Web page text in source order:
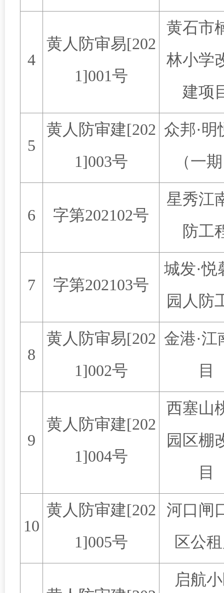
4
黄人防审易[202
1]001号
黄石市
林小学
建项
5
黄人防审建[202
1]003号
众邦·明
（一
6 字第202102号
星秀江
防工
7 字第202103号
城发·悦
园人防
8
黄人防审易[202
1]002号
金港·江
目
9
黄人防审建[202
1]004号
西塞山
园区棚
目
10
黄人防审建[202
1]005号
河口闸
区公
启航